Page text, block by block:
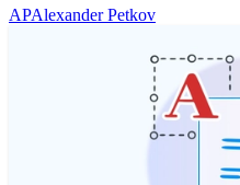
APAlexander Petkov